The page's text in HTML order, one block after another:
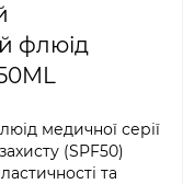
флюід
медичної серії
(SPF50)
та